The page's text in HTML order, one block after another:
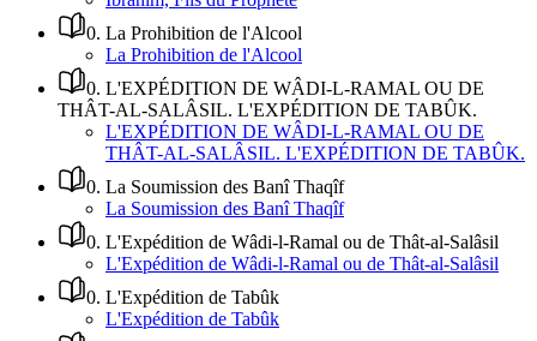
0. La Prohibition de l'Alcool
La Prohibition de l'Alcool
0. L'EXPÉDITION DE WÂDI-L-RAMAL OU DE
THÂT-AL-SALÂSIL. L'EXPÉDITION DE TABÛK.
L'EXPÉDITION DE WÂDI-L-RAMAL OU DE
THÂT-AL-SALÂSIL. L'EXPÉDITION DE TABÛK.
0. La Soumission des Banî Thaqîf
La Soumission des Banî Thaqîf
0. L'Expédition de Wâdi-l-Ramal ou de Thât-al-Salâsil
L'Expédition de Wâdi-l-Ramal ou de Thât-al-Salâsil
0. L'Expédition de Tabûk
L'Expédition de Tabûk